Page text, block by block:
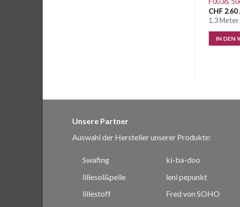
CHF 2.60
1.3
IN DEN
Unsere Partner
Auswahl der Hersteller unserer Produkte:
Swafing
lillesol&pelle
lillestoff
ki-ba-doo
leni pepunkt
Fred von SOHO